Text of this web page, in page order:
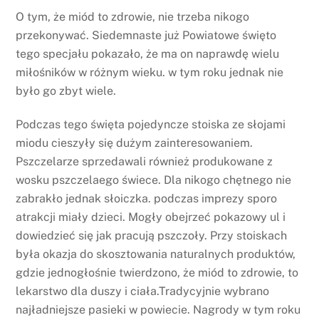
O tym, że miód to zdrowie, nie trzeba nikogo
przekonywać. Siedemnaste już Powiatowe święto
tego specjału pokazało, że ma on naprawdę wielu
miłośników w różnym wieku. w tym roku jednak nie
było go zbyt wiele.
Podczas tego święta pojedyncze stoiska ze słojami
miodu cieszyły się dużym zainteresowaniem.
Pszczelarze sprzedawali również produkowane z
wosku pszczelaego świece. Dla nikogo chętnego nie
zabrakło jednak słoiczka. podczas imprezy sporo
atrakcji miały dzieci. Mogły obejrzeć pokazowy ul i
dowiedzieć się jak pracują pszczoły. Przy stoiskach
była okazja do skosztowania naturalnych produktów,
gdzie jednogłośnie twierdzono, że miód to zdrowie, to
lekarstwo dla duszy i ciała.Tradycyjnie wybrano
najładniejsze pasieki w powiecie. Nagrody w tym roku